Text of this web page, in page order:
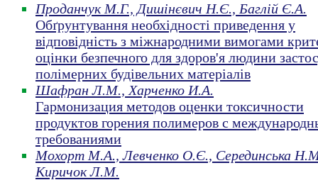
Проданчук М.Г., Дишінєвич Н.Є., Баглій Є.А.
Обґрунтування необхідності приведення у
відповідність з міжнародними вимогами
оцінки безпечного для здоров'я людини
полімерних будівельних матеріалів
Шафран Л.М., Харченко И.А.
Гармонизация методов оценки токсичности
продуктов горения полимеров с
требованиями
Мохорт М.А., Левченко О.Є., Серединська
Киричок Л.М.